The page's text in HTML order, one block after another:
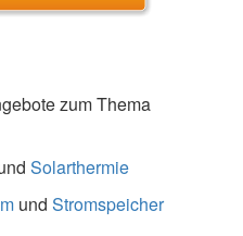
zum Thema
Solarthermie
und Stromspeicher